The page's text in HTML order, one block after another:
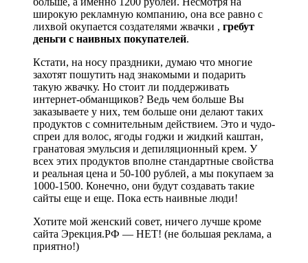
широкую рекламную компанию, она все равно с
лихвой окупается создателями жвачки , гребут
деньги с наивных покупателей.
Кстати, на носу праздники, думаю что многие
захотят пошутить над знакомыми и подарить
такую жвачку. Но стоит ли поддерживать
интернет-обманщиков? Ведь чем больше Вы
заказываете у них, тем больше они делают таких
продуктов с сомнительным действием. Это и чудо-
спреи для волос, ягоды годжи и жидкий каштан,
гранатовая эмульсия и депиляционный крем. У
всех этих продуктов вполне стандартные свойства
и реальная цена и 50-100 рублей, а мы покупаем за
1000-1500. Конечно, они будут создавать такие
сайты еще и еще. Пока есть наивные люди!
Хотите мой женский совет, ничего лучше кроме
сайта Эрекция.РФ — НЕТ! (не большая реклама, а
приятно!)